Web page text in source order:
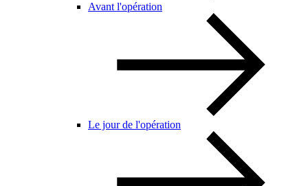
Avant l'opération
Le jour de l'opération